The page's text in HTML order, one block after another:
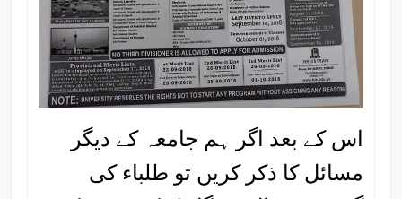
اس کے بعد اگر ہم جامعہ کے دیگر
مسائل کا ذکر کریں تو طلباء کی